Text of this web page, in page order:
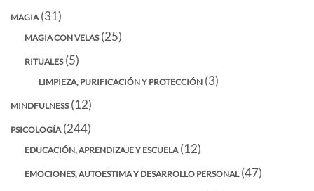
MAGIA (31)
MAGIA CON VELAS(25)
RITUALES(5)
LIMPIEZA, PURIFICACIÓN Y PROTECCIÓN (3)
MINDFULNESS(12)
PSICOLOGÍA (244)
EDUCACIÓN, APRENDIZAJE Y ESCUELA (12)
EMOCIONES, AUTOESTIMA Y DESARROLLO PERSONAL(47)